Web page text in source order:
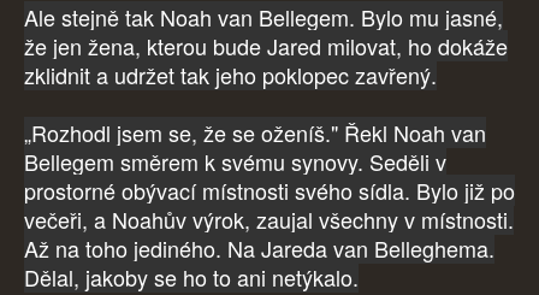
Ale stejně tak Noah van Bellegem. Bylo mu jasné,
že jen žena, kterou bude Jared milovat, ho dokáže
zklidnit a udržet tak jeho poklopec zavřený.
„Rozhodl jsem se, že se oženíš." Řekl Noah van
Bellegem směrem k svému synovy. Seděli v
prostorné obývací místnosti svého sídla. Bylo již po
večeři, a Noahův výrok, zaujal všechny v místnosti.
Až na toho jediného. Na Jareda van Belleghema.
Dělal, jakoby se ho to ani netýkalo.